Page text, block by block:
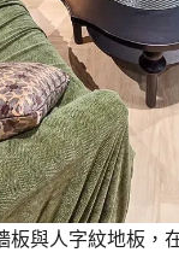
與人字紋地板，